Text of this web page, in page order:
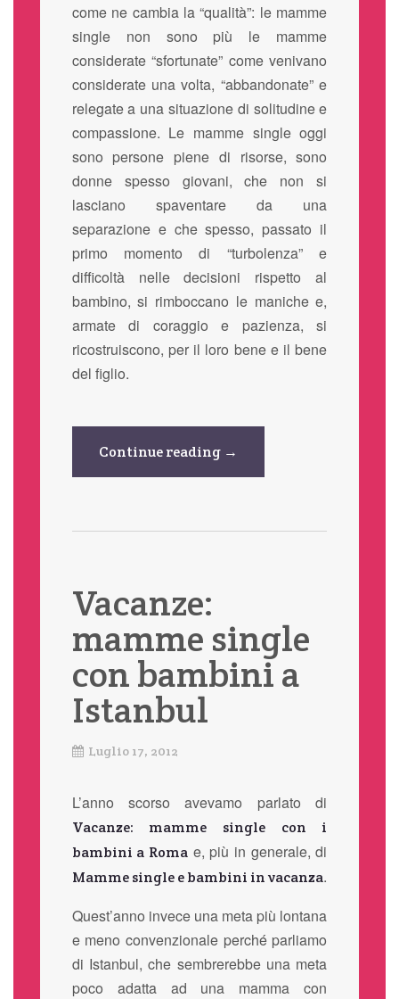
come ne cambia la “qualità”: le mamme
single non sono più le mamme
considerate “sfortunate” come venivano
considerate una volta, “abbandonate” e
relegate a una situazione di solitudine e
compassione. Le mamme single oggi
sono persone piene di risorse, sono
donne spesso giovani, che non si
lasciano spaventare da una
separazione e che spesso, passato il
primo momento di “turbolenza” e
difficoltà nelle decisioni rispetto al
bambino, si rimboccano le maniche e,
armate di coraggio e pazienza, si
ricostruiscono, per il loro bene e il bene
del figlio.
Continue reading →
Vacanze:
mamme single
con bambini a
Istanbul
Luglio 17, 2012
L’anno scorso avevamo parlato di
Vacanze: mamme single con i
bambini a Romae, più in generale, di
Mamme single e bambini in vacanza.
Quest’anno invece una meta più lontana
e meno convenzionale perché parliamo
di Istanbul, che sembrerebbe una meta
poco adatta ad una mamma con